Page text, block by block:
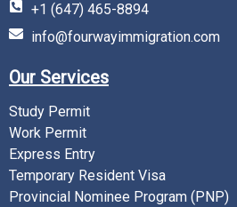
+1 (647) 465-8894
info@fourwayimmigration.com
Our Services
Study Permit
Work Permit
Express Entry
Temporary Resident Visa
Provincial Nominee Program (PNP)